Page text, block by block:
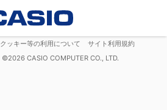
クッキー等の利用について
サイト利用規約
©2026 CASIO COMPUTER CO., LTD.